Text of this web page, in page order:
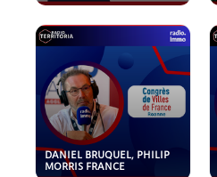
DANIEL BRUQUEL, PHILIP
MORRIS FRANCE